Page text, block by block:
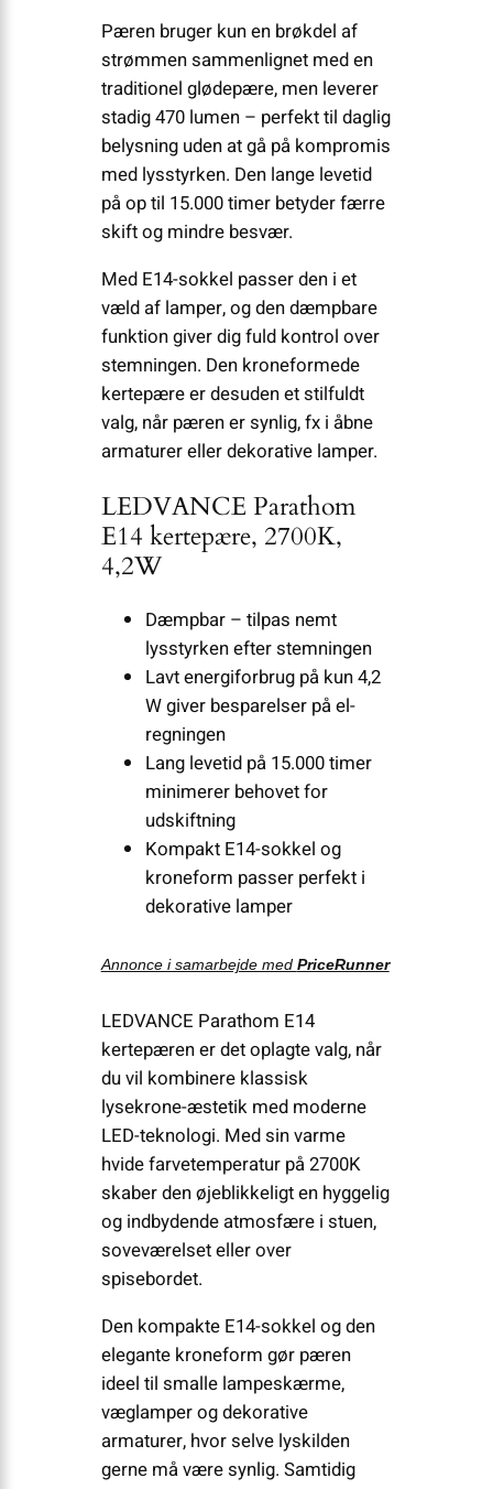
Pæren bruger kun en brøkdel af
strømmen sammenlignet med en
traditionel glødepære, men leverer
stadig 470 lumen – perfekt til daglig
belysning uden at gå på kompromis
med lysstyrken. Den lange levetid
på op til 15.000 timer betyder færre
skift og mindre besvær.
Med E14-sokkel passer den i et
væld af lamper, og den dæmpbare
funktion giver dig fuld kontrol over
stemningen. Den kroneformede
kertepære er desuden et stilfuldt
valg, når pæren er synlig, fx i åbne
armaturer eller dekorative lamper.
LEDVANCE Parathom
E14 kertepære, 2700K,
4,2W
Dæmpbar – tilpas nemt
lysstyrken efter stemningen
Lavt energiforbrug på kun 4,2
W giver besparelser på el-
regningen
Lang levetid på 15.000 timer
minimerer behovet for
udskiftning
Kompakt E14-sokkel og
kroneform passer perfekt i
dekorative lamper
Annonce i samarbejde med PriceRunner
LEDVANCE Parathom E14
kertepæren er det oplagte valg, når
du vil kombinere klassisk
lysekrone-æstetik med moderne
LED-teknologi. Med sin varme
hvide farvetemperatur på 2700K
skaber den øjeblikkeligt en hyggelig
og indbydende atmosfære i stuen,
soveværelset eller over
spisebordet.
Den kompakte E14-sokkel og den
elegante kroneform gør pæren
ideel til smalle lampeskærme,
væglamper og dekorative
armaturer, hvor selve lyskilden
gerne må være synlig. Samtidig